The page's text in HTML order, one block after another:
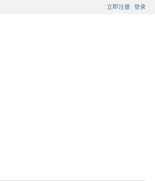
立即注册 登录